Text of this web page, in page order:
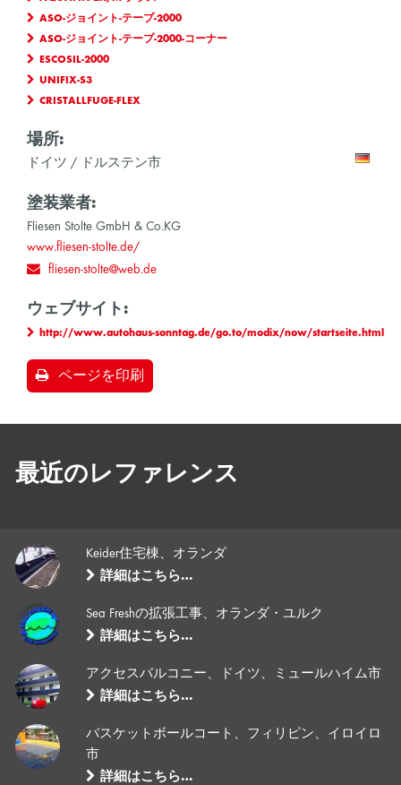
ASO-ジョイント-テープ-2000
ASO-ジョイント-テープ-2000-コーナー
ESCOSIL-2000
UNIFIX-S3
CRISTALLFUGE-FLEX
場所:
ドイツ / ドルステン市
塗装業者:
Fliesen Stolte GmbH & Co.KG
www.fliesen-stolte.de/
fliesen-stolte@web.de
ウェブサイト:
http://www.autohaus-sonntag.de/go.to/modix/now/startseite.html
ページを印刷
最近のレファレンス
Keider住宅棟、オランダ
詳細はこちら…
Sea Freshの拡張工事、オランダ・ユルク
詳細はこちら…
アクセスバルコニー、ドイツ、ミュールハイム市
詳細はこちら…
バスケットボールコート、フィリピン、イロイロ
市
詳細はこちら…